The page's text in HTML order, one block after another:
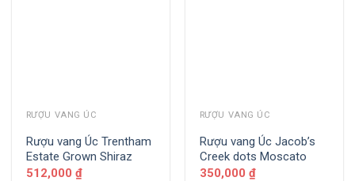
RƯỢU VANG ÚC
Rượu vang Úc Trentham
Estate Grown Shiraz
512,000 ₫
RƯỢU VANG ÚC
Rượu vang Úc Jacob’s
Creek dots Moscato
350,000 ₫